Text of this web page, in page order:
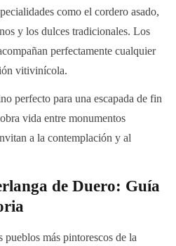
como el cordero asado,
y los dulces tradicionales. Los
perfectamente cualquier
vitivinícola.
perfecto para una escapada de fin
vida entre monumentos
a la contemplación y al
de Duero: Guía
más pintorescos de la